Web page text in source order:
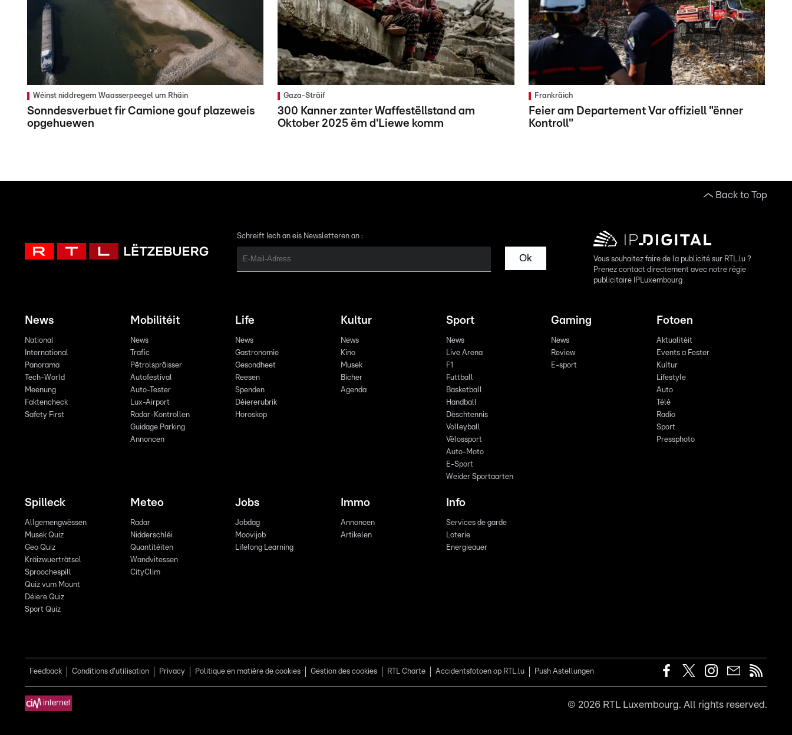
Wéinst niddregem Waasserpeegel um Rhäin
Sonndesverbuet fir Camione gouf plazeweis
opgehuewen
Gaza-Sträif
300 Kanner zanter Waffestëllstand am
Oktober 2025 ëm d'Liewe komm
Frankräich
Feier am Departement Var offiziell "ënner
Kontroll"
Back to Top
Schreift Iech an eis Newsletteren an :
Ok
Vous souhaitez faire de la publicité sur RTL.lu ?
Prenez contact directement avec notre régie
publicitaire IPLuxembourg
News
National
International
Panorama
Tech-World
Meenung
Faktencheck
Safety First
Mobilitéit
News
Trafic
Pëtrolspräisser
Autofestival
Auto-Tester
Lux-Airport
Radar-Kontrollen
Guidage Parking
Annoncen
Life
News
Gastronomie
Gesondheet
Reesen
Spenden
Déiererubrik
Horoskop
Kultur
News
Kino
Musek
Bicher
Agenda
Sport
News
Live Arena
F1
Futtball
Basketball
Handball
Dëschtennis
Volleyball
Vëlossport
Auto-Moto
E-Sport
Weider Sportaarten
Gaming
News
Review
E-sport
Fotoen
Aktualitéit
Events a Fester
Kultur
Lifestyle
Auto
Télé
Radio
Sport
Pressphoto
Spilleck
Allgemengwëssen
Musek Quiz
Geo Quiz
Kräizwuerträtsel
Sproochespill
Quiz vum Mount
Déiere Quiz
Sport Quiz
Meteo
Radar
Nidderschléi
Quantitéiten
Wandvitessen
CityClim
Jobs
Jobdag
Moovijob
Lifelong Learning
Immo
Annoncen
Artikelen
Info
Services de garde
Loterie
Energieauer
Feedback Conditions d'utilisation Privacy Politique en matière de cookies Gestion des cookies RTL Charte Accidentsfotoen op RTL.lu Push Astellungen
© 2026 RTL Luxembourg. All rights reserved.